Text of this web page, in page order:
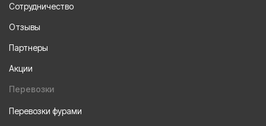
Сотрудничество
Отзывы
Партнеры
Акции
Перевозки
Перевозки фурами